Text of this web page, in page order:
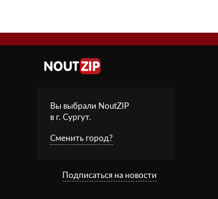
Вы выбрали NoutZIP
в г.Сургут.
Сменить город?
Подписаться на новости